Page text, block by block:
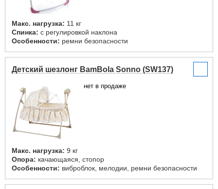
Макс. нагрузка: 11 кг
Спинка: с регулировкой наклона
Особенности: ремни безопасности
Детский шезлонг BamBola Sonno (SW137)
нет в продаже
Макс. нагрузка: 9 кг
Опора: качающаяся, стопор
Особенности: виброблок, мелодии, ремни безопасности